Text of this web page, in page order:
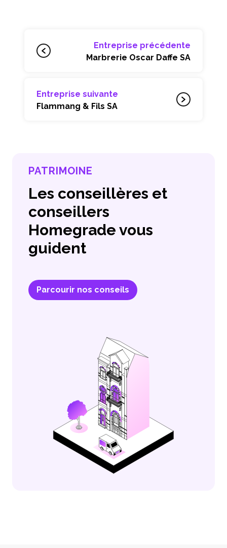
Entreprise précédente
Marbrerie Oscar Daffe SA
Entreprise suivante
Flammang & Fils SA
PATRIMOINE
Les conseillères et
conseillers
Homegrade vous
guident
Parcourir nos conseils